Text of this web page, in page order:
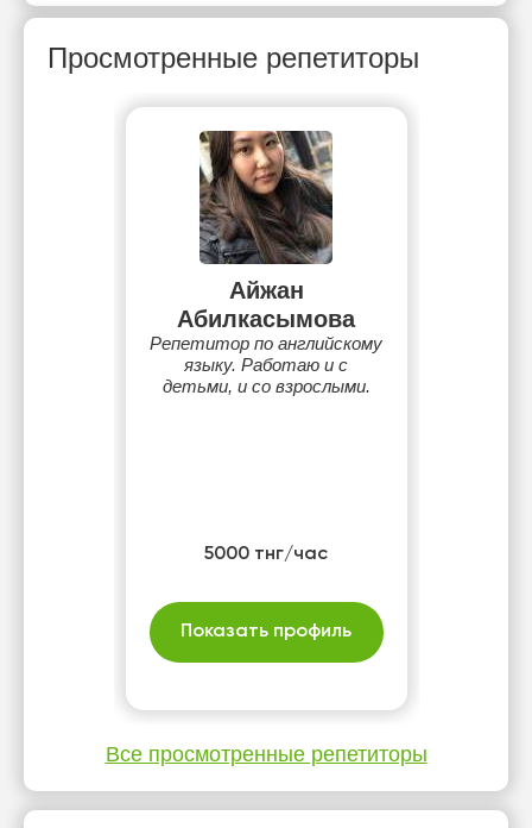
Просмотренные репетиторы
Айжан
Абилкасымова
Репетитор по английскому
языку. Работаю и с
детьми, и со взрослыми.
5000 тнг/час
Показать профиль
Все просмотренные репетиторы